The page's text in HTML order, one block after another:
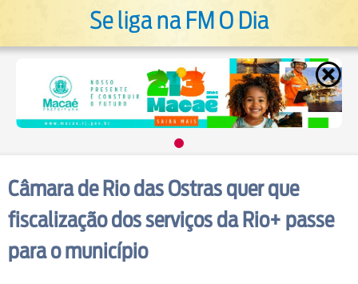
Se liga na FM O Dia
Câmara de Rio das Ostras quer que
fiscalização dos serviços da Rio+ passe
para o município